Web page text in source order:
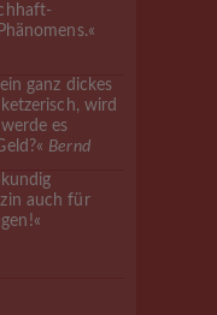
ganz dickes
wird
es
Bernd
auch für